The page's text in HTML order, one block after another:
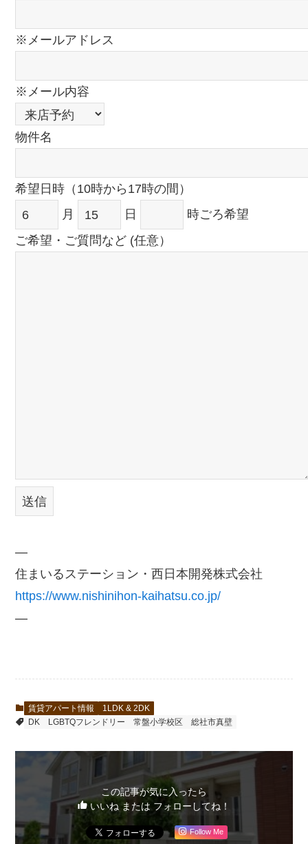
※メールアドレス
※メール内容
物件名
希望日時（10時から17時の間）
月
日
時ごろ希望
ご希望・ご質問など (任意）
—
住まいるステーション・西日本開発株式会社
https://www.nishinihon-kaihatsu.co.jp/
—
賃貸アパート情報
1LDK & 2DK
DK
LGBTQフレンドリー 常盤小学校区 総社市真壁
この記事が気に入ったら
いいね または フォローしてね！
Follow Me